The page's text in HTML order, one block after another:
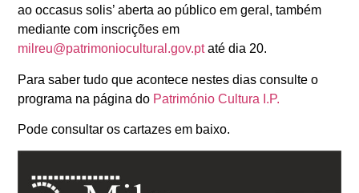
ao occasus solis’ aberta ao público em geral, também
mediante com inscrições em
milreu@patrimoniocultural.gov.ptaté dia 20.
Para saber tudo que acontece nestes dias consulte o
programa na página do Património Cultura I.P.
Pode consultar os cartazes em baixo.